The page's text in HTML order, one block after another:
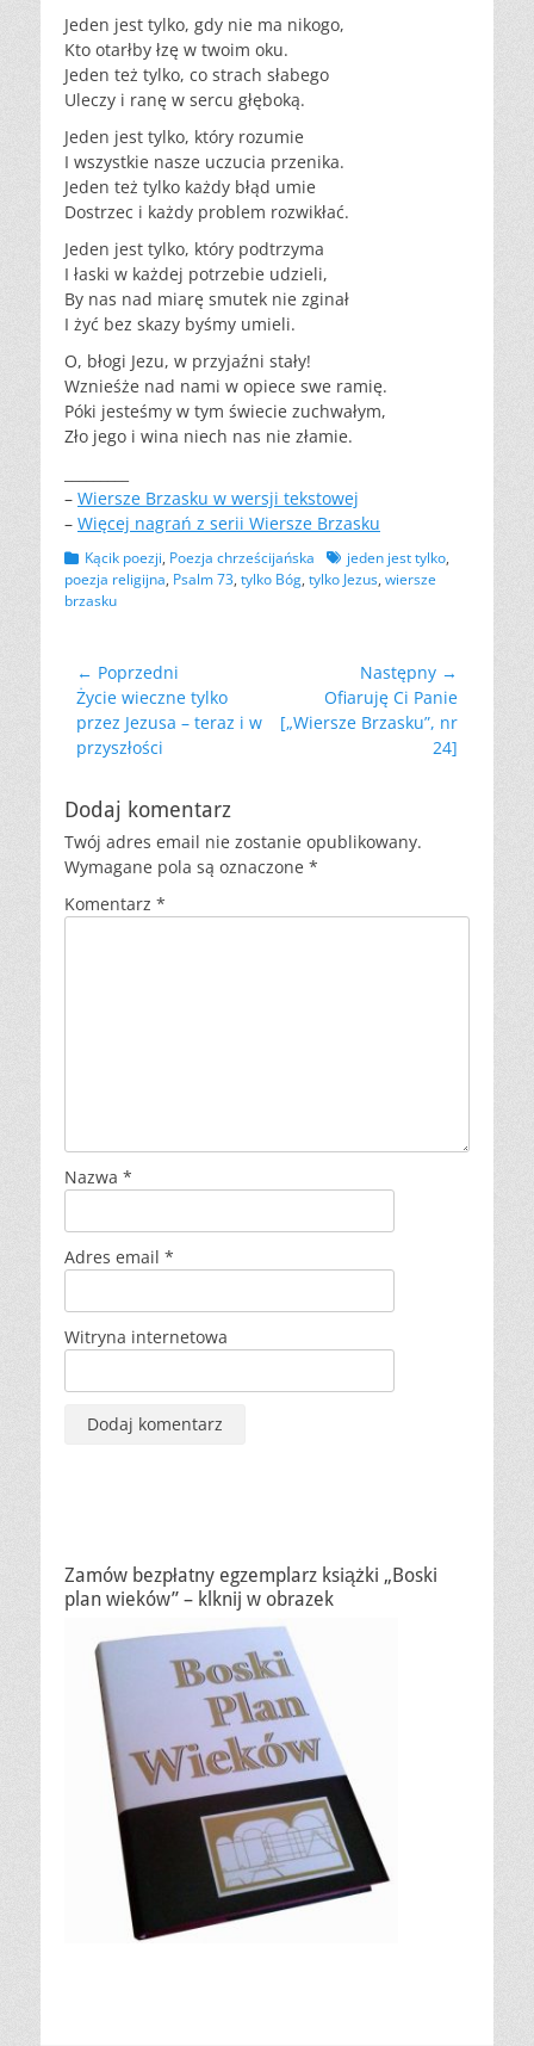
Jeden jest tylko, gdy nie ma nikogo,
Kto otarłby łzę w twoim oku.
Jeden też tylko, co strach słabego
Uleczy i ranę w sercu głęboką.
Jeden jest tylko, który rozumie
I wszystkie nasze uczucia przenika.
Jeden też tylko każdy błąd umie
Dostrzec i każdy problem rozwikłać.
Jeden jest tylko, który podtrzyma
I łaski w każdej potrzebie udzieli,
By nas nad miarę smutek nie zginał
I żyć bez skazy byśmy umieli.
O, błogi Jezu, w przyjaźni stały!
Wznieśże nad nami w opiece swe ramię.
Póki jesteśmy w tym świecie zuchwałym,
Zło jego i wina niech nas nie złamie.
– Wiersze Brzasku w wersji tekstowej
– Więcej nagrań z serii Wiersze Brzasku
Kategorii
Kącik poezji, Poezja chrześcijańska Tagówjeden jest tylko,
poezja religijna, Psalm 73, tylko Bóg, tylko Jezus, wiersze
brzasku
Nawigacja
wpisu
← Poprzedni
Poprzedni
wpis:
Życie wieczne tylko
przez Jezusa – teraz i w
przyszłości
Następny →
Następny
wpis:
Ofiaruję Ci Panie
[„Wiersze Brzasku”, nr
24]
Dodaj komentarz
Twój adres email nie zostanie opublikowany.
Wymagane pola są oznaczone *
Komentarz *
Nazwa *
Adres email *
Witryna internetowa
Zamów bezpłatny egzemplarz książki „Boski
plan wieków” – klknij w obrazek